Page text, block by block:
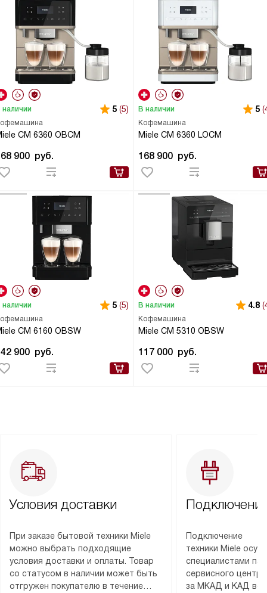
CM 6360 OBCM
наличии 5 (5)
900 руб.
Кофемашина
Miele CM 6360 LOCM
В наличии 5
168 900 руб.
CM 6160 OBSW
наличии 5 (5)
900 руб.
Кофемашина
Miele CM 5310 OBSW
В наличии 4.8
117 000 руб.
Условия доставки
При заказе бытовой техники Miele
можно выбрать подходящие
условия доставки и оплаты. Товар
со статусом в наличии может быть
отгружен покупателю в течение
Подключение
техники Miele
специалистами
сервисного
за МКАД и КАД